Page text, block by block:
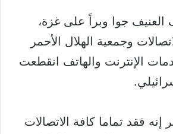
جوا وبراً على غزة،
وجمعية الهلال الأحمر
الإنترنت والهاتف انقطعت
إنه فقد تماما كافة الاتصالات